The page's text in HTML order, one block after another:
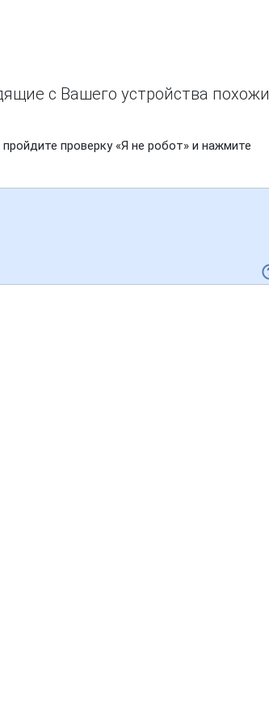
с Вашего устройства похожи
проверку «Я не робот» и нажмите